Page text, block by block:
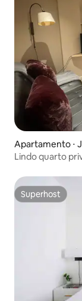
Apartamento ⋅
Lindo quarto
Superhost
Superhost